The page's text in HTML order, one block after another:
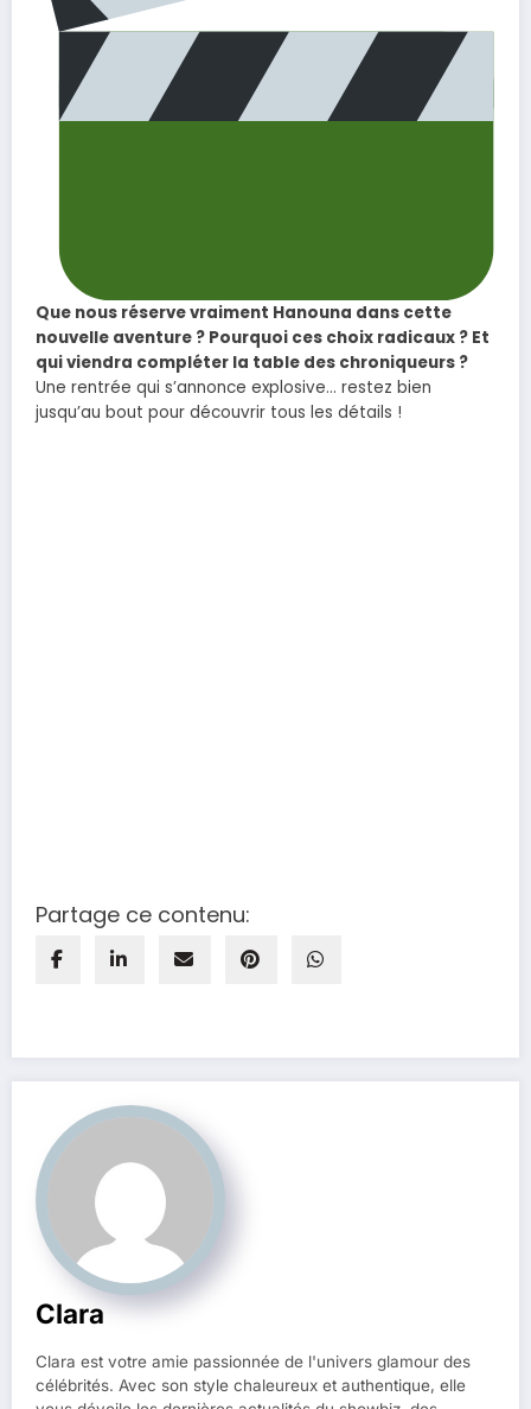
Que nous réserve vraiment Hanouna dans cette
nouvelle aventure ? Pourquoi ces choix radicaux ? Et
qui viendra compléter la table des chroniqueurs ?
Une rentrée qui s’annonce explosive… restez bien
jusqu’au bout pour découvrir tous les détails !
Partage ce contenu:
Clara
Clara est votre amie passionnée de l'univers glamour des
célébrités. Avec son style chaleureux et authentique, elle